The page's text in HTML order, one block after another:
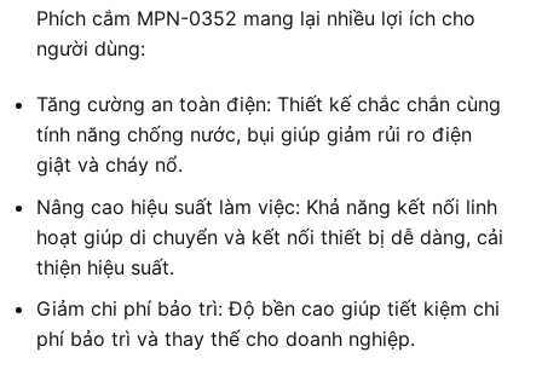
Phích cắm MPN-0352 mang lại nhiều lợi ích cho
người dùng:
Tăng cường an toàn điện: Thiết kế chắc chắn cùng
tính năng chống nước, bụi giúp giảm rủi ro điện
giật và cháy nổ.
Nâng cao hiệu suất làm việc: Khả năng kết nối linh
hoạt giúp di chuyển và kết nối thiết bị dễ dàng, cải
thiện hiệu suất.
Giảm chi phí bảo trì: Độ bền cao giúp tiết kiệm chi
phí bảo trì và thay thế cho doanh nghiệp.